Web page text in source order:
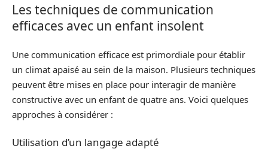
Les techniques de communication
efficaces avec un enfant insolent
Une communication efficace est primordiale pour établir
un climat apaisé au sein de la maison. Plusieurs techniques
peuvent être mises en place pour interagir de manière
constructive avec un enfant de quatre ans. Voici quelques
approches à considérer :
Utilisation d’un langage adapté